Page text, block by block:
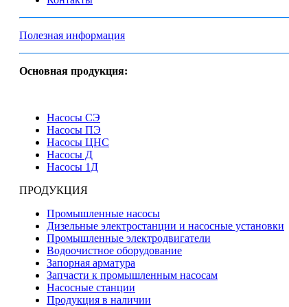
Полезная информация
Основная продукция:
Насосы СЭ
Насосы ПЭ
Насосы ЦНС
Насосы Д
Насосы 1Д
ПРОДУКЦИЯ
Промышленные насосы
Дизельные электростанции и насосные установки
Промышленные электродвигатели
Водоочистное оборудование
Запорная арматура
Запчасти к промышленным насосам
Насосные станции
Продукция в наличии